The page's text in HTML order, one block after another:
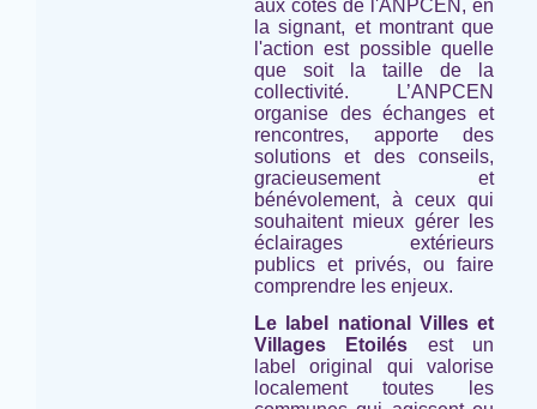
aux côtés de l'ANPCEN, en
la signant, et montrant que
l'action est possible quelle
que soit la taille de la
collectivité. L’ANPCEN
organise des échanges et
rencontres, apporte des
solutions et des conseils,
gracieusement et
bénévolement, à ceux qui
souhaitent mieux gérer les
éclairages extérieurs
publics et privés, ou faire
comprendre les enjeux.
Le label national Villes et
Villages Etoilés est un
label original qui valorise
localement toutes les